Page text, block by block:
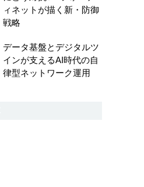
ィネットが描く新・防御
戦略
データ基盤とデジタルツ
インが支えるAI時代の自
律型ネットワーク運用